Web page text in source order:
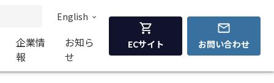
English
企業情
報
お知ら
せ
ECサイト お問い合わせ